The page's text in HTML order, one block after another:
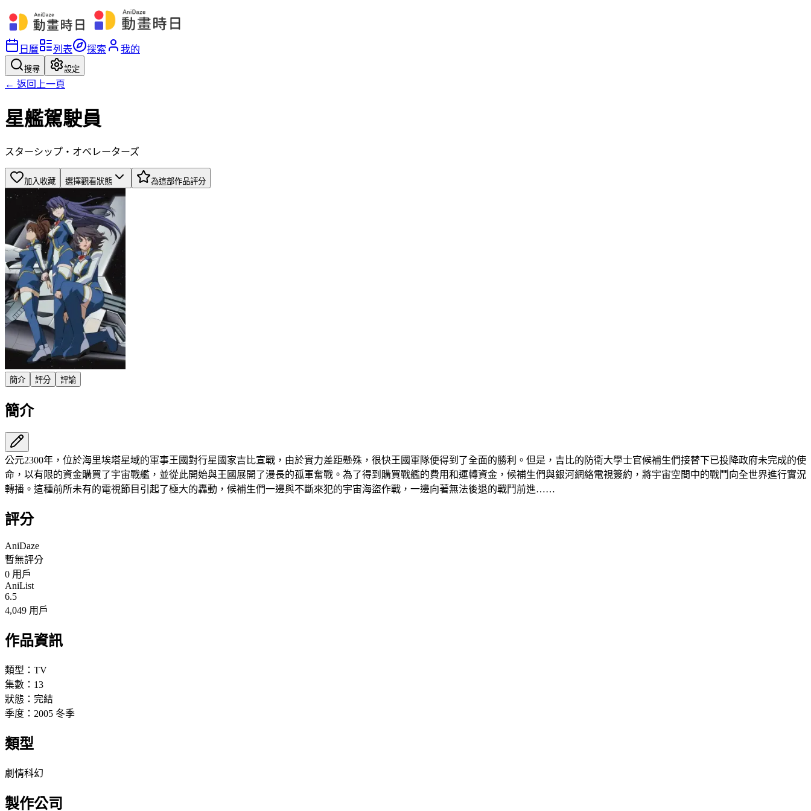
日曆 列表 探索 我的
搜尋 設定
← 返回上一頁
星艦駕駛員
スターシップ・オペレーターズ
加入收藏 選擇觀看狀態 為這部作品評分
簡介 評分 評論
簡介
公元2300年，位於海里埃塔星域的軍事王國對行星國家吉比宣戰，由於實力差距懸殊，很快王國軍隊便得到了全面的勝利。但是，吉比的防衛大學士官候補生們接替下已投降政府未完成的使
命，以有限的資金購買了宇宙戰艦，並從此開始與王國展開了漫長的孤軍奮戰。為了得到購買戰艦的費用和運轉資金，候補生們與銀河網絡電視簽約，將宇宙空間中的戰鬥向全世界進行實況
轉播。這種前所未有的電視節目引起了極大的轟動，候補生們一邊與不斷來犯的宇宙海盜作戰，一邊向著無法後退的戰鬥前進……
評分
AniDaze
暫無評分
0 用戶
AniList
6.5
4,049 用戶
作品資訊
類型： TV
集數： 13
狀態： 完結
季度： 2005 冬季
類型
劇情科幻
製作公司